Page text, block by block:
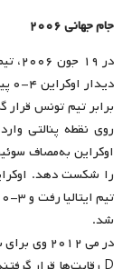
جام جهانی ۲۰۰۶
در
برابر تیم تونس
روی نقطه پنالتی
را شکست دهد.
شد.